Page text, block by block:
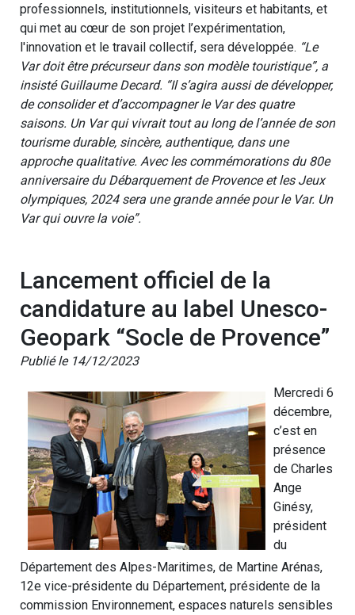
professionnels, institutionnels, visiteurs et habitants, et
qui met au cœur de son projet l’expérimentation,
l'innovation et le travail collectif, sera développée. “Le
Var doit être précurseur dans son modèle touristique”, a
insisté Guillaume Decard. “Il s’agira aussi de développer,
de consolider et d’accompagner le Var des quatre
saisons. Un Var qui vivrait tout au long de l’année de son
tourisme durable, sincère, authentique, dans une
approche qualitative. Avec les commémorations du 80e
anniversaire du Débarquement de Provence et les Jeux
olympiques, 2024 sera une grande année pour le Var. Un
Var qui ouvre la voie”.
Lancement officiel de la
candidature au label Unesco-
Geopark “Socle de Provence”
Publié le 14/12/2023
Mercredi 6
décembre,
c’est en
présence
de Charles
Ange
Ginésy,
président
du
Département des Alpes-Maritimes, de Martine Arénas,
12e vice-présidente du Département, présidente de la
commission Environnement, espaces naturels sensibles